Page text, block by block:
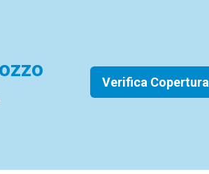
Verifica Copertura